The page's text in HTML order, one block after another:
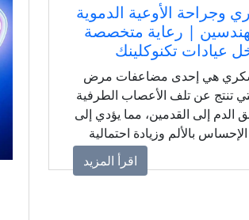
وجراحة الأوعية الدموية
| رعاية متخصصة
عيادات تكنوكلينك
هي إحدى مضاعفات مرض
تنتج عن تلف الأعصاب الطرفية
إلى القدمين، مما يؤدي إلى
بالألم وزيادة احتمالية
والالتهابات التي قد تتطور إلى
إذا لم يتم علاجها بشكل صحيح.
اقرأ المزيد